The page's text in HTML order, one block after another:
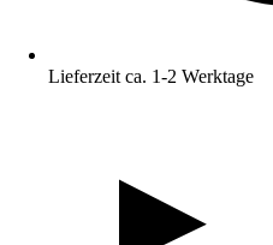
Lieferzeit ca. 1-2 Werktage